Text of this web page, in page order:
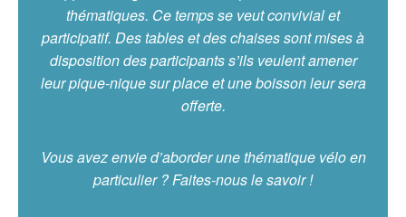
thématiques. Ce temps se veut convivial et
participatif. Des tables et des chaises sont mises à
disposition des participants s’ils veulent amener
leur pique-nique sur place et une boisson leur sera
offerte.
Vous avez envie d’aborder une thématique vélo en
particulier ? Faites-nous le savoir !